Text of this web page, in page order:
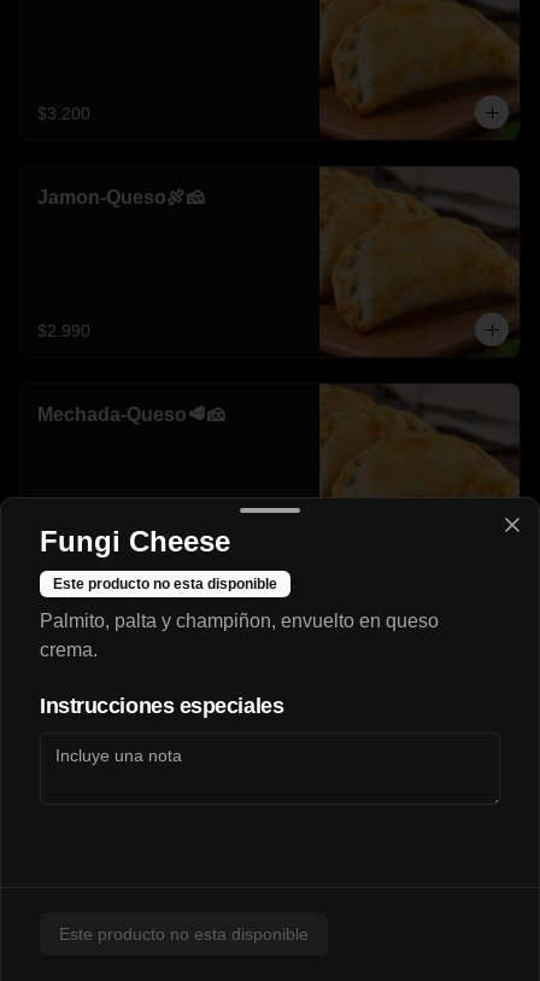
$3.200
Jamon-Queso🍖🧀
$2.990
Mechada-Queso🥩🧀
$3.290
Napolitana🍖🍅🧀
$3.200
Fungi Cheese
Este producto no esta disponible
Palmito, palta y champiñon, envuelto en queso
crema.
Instrucciones especiales
Este producto no esta disponible